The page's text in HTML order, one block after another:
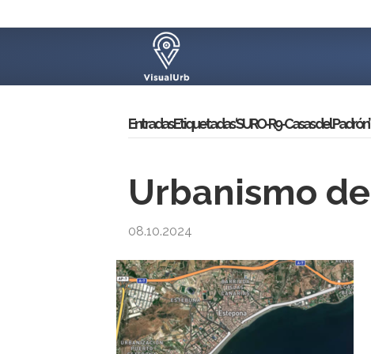
Entradas Etiquetadas ‘SURO-R9-Casas del Padrón’
Urbanismo
08.10.2024